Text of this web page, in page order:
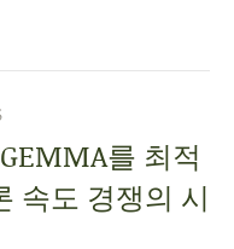
를 최적
속도 경쟁의 시